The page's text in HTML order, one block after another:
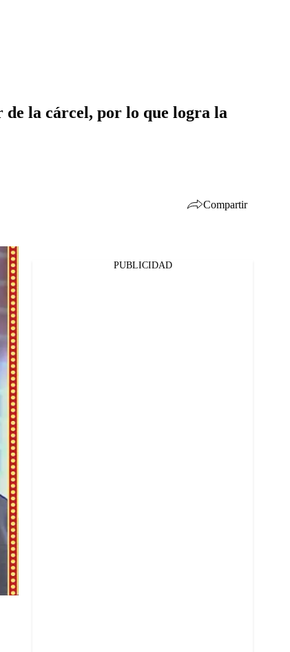
de la cárcel, por lo que logra la
Compartir
Whatsapp
PUBLICIDAD